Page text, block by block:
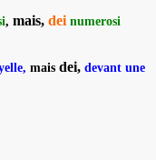
, mais, dei numerosi
mais dei, devant une